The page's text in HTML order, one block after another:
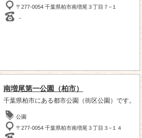
〒277-0054 千葉県柏市南増尾３丁目７−１
－
南増尾第一公園（柏市）
千葉県柏市にある都市公園（街区公園）です。
公園
〒277-0054 千葉県柏市南増尾３丁目３−１４